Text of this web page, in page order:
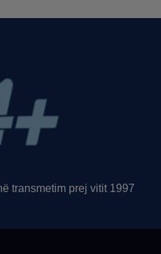
transmetim prej vitit 1997